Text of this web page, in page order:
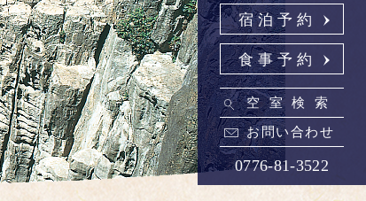
宿泊予約
食事予約
空室検索
お問い合わせ
0776-81-3522